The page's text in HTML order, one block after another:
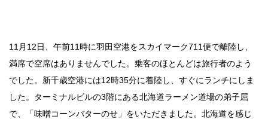
11月12日、午前11時に羽田空港をスカイマーク711便で離陸し、
満席で空席はありませんでした。乗客のほとんどは旅行者のよう
でした。新千歳空港には12時35分に着陸し、すぐにランチにしま
した。ターミナルビルの3階にある北海道ラーメン道場の弟子屈
で、「味噌コーンバターのせ」をいただきました。北海道を感じ